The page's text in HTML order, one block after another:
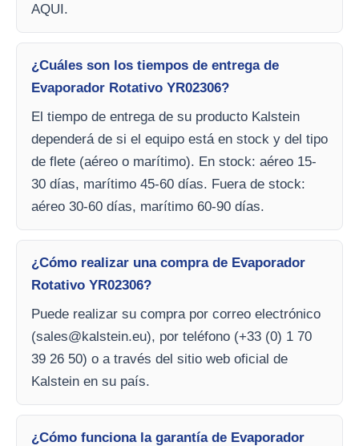
AQUI.
¿Cuáles son los tiempos de entrega de
Evaporador Rotativo YR02306?
El tiempo de entrega de su producto Kalstein
dependerá de si el equipo está en stock y del tipo
de flete (aéreo o marítimo). En stock: aéreo 15-
30 días, marítimo 45-60 días. Fuera de stock:
aéreo 30-60 días, marítimo 60-90 días.
¿Cómo realizar una compra de Evaporador
Rotativo YR02306?
Puede realizar su compra por correo electrónico
(sales@kalstein.eu), por teléfono (+33 (0) 1 70
39 26 50) o a través del sitio web oficial de
Kalstein en su país.
¿Cómo funciona la garantía de Evaporador